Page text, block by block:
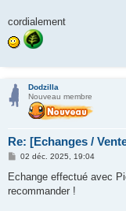
cordialement
Dodzilla
Nouveau membre
Re: [Echanges /
M
s
a
02 déc. 2025, 19:04
Echange effectué avec
recommander !